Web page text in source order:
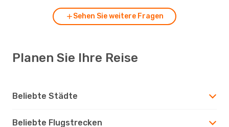
Sehen Sie weitere Fragen
Planen Sie Ihre Reise
Beliebte Städte
Beliebte Flugstrecken